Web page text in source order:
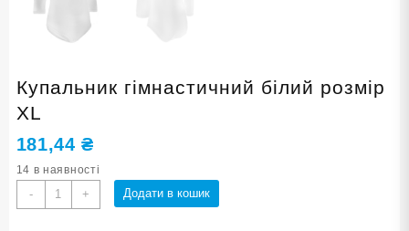
Купальник гімнастичний білий розмір
XL
181,44₴
14 в наявності
-
Купальник
гімнастичний
+ Додати в кошик